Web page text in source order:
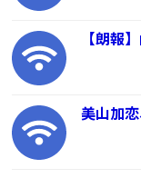
【朗報
美山加